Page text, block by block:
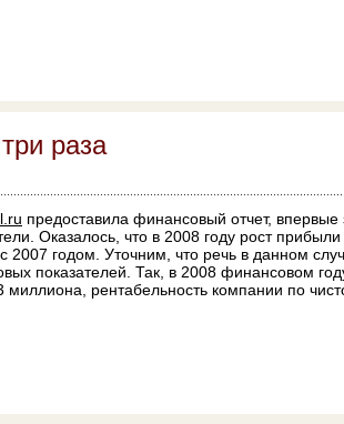
раза
предоставила финансовый отчет, впервые
Оказалось, что в 2008 году рост
2007 годом. Уточним, что речь в данном
показателей. Так, в 2008 финансовом
рентабельность компании по